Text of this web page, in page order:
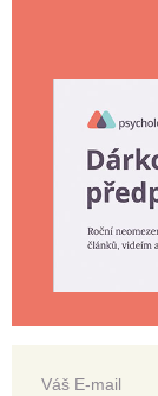
Váš E-mail